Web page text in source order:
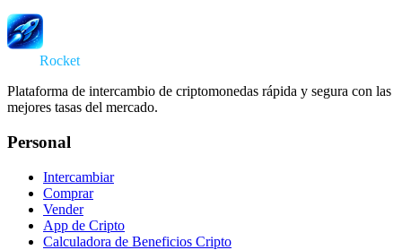
Rocket
Plataforma de intercambio de criptomonedas rápida y segura con las
mejores tasas del mercado.
Personal
Intercambiar
Comprar
Vender
App de Cripto
Calculadora de Beneficios Cripto